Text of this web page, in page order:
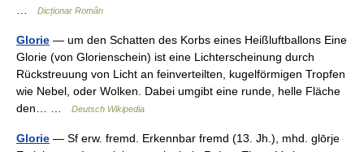
Dicționar Român
Glorie — um den Schatten des Korbs eines Heißluftballons Eine
Glorie (von Glorienschein) ist eine Lichterscheinung durch
Rückstreuung von Licht an feinverteilten, kugelförmigen Tropfen
wie Nebel, oder Wolken. Dabei umgibt eine runde, helle Fläche
den… …
Deutsch Wikipedia
Glorie — Sf erw. fremd. Erkennbar fremd (13. Jh.), mhd. glōrje